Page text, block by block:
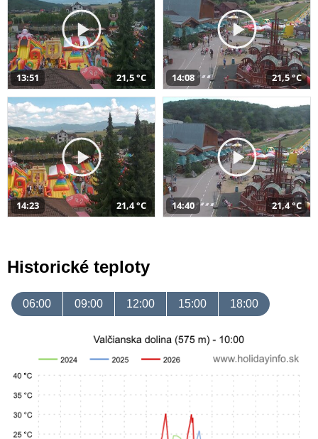
13:51 21,5 °C 14:08 21,5 °C
14:23 21,4 °C 14:40 21,4 °C
Historické teploty
06:00 09:00 12:00 15:00 18:00